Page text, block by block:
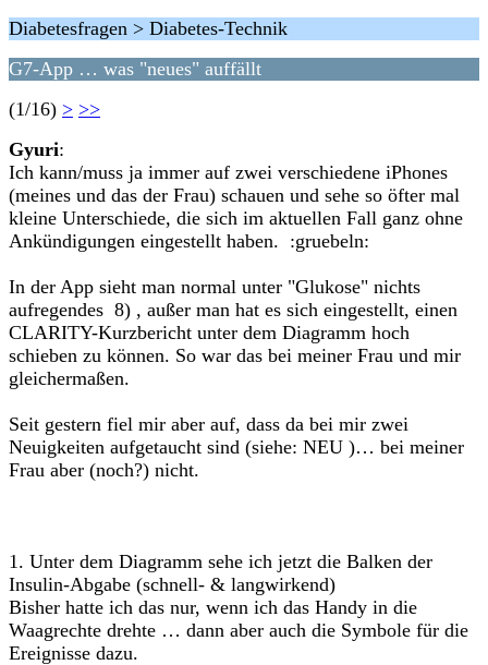
Diabetesfragen > Diabetes-Technik
G7-App … was "neues" auffällt
(1/16) > >>
Gyuri:
Ich kann/muss ja immer auf zwei verschiedene iPhones
(meines und das der Frau) schauen und sehe so öfter mal
kleine Unterschiede, die sich im aktuellen Fall ganz ohne
Ankündigungen eingestellt haben. :gruebeln:
In der App sieht man normal unter "Glukose" nichts
aufregendes 8) , außer man hat es sich eingestellt, einen
CLARITY-Kurzbericht unter dem Diagramm hoch
schieben zu können. So war das bei meiner Frau und mir
gleichermaßen.
Seit gestern fiel mir aber auf, dass da bei mir zwei
Neuigkeiten aufgetaucht sind (siehe: NEU )… bei meiner
Frau aber (noch?) nicht.
1. Unter dem Diagramm sehe ich jetzt die Balken der
Insulin-Abgabe (schnell- & langwirkend)
Bisher hatte ich das nur, wenn ich das Handy in die
Waagrechte drehte … dann aber auch die Symbole für die
Ereignisse dazu.